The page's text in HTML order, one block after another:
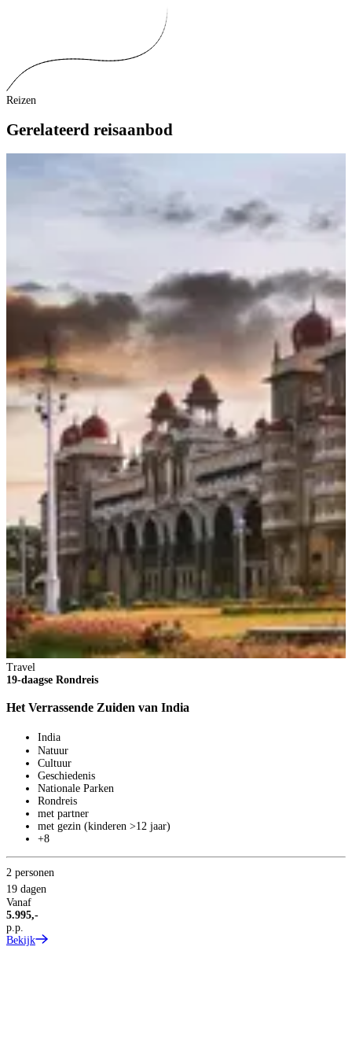
Reizen
Gerelateerd reisaanbod
Travel
19-daagse Rondreis
Het Verrassende Zuiden van India
India
Natuur
Cultuur
Geschiedenis
Nationale Parken
Rondreis
met partner
met gezin (kinderen >12 jaar)
+8
2 personen
19 dagen
Vanaf
5.995,-
p.p.
Bekijk